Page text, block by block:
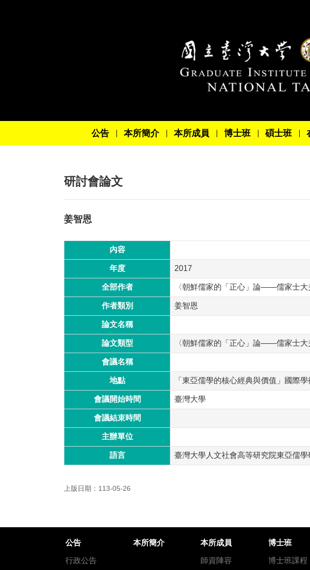
公告 本所簡介 本所成員 博士班 碩士班
研討會論文
姜智恩
內容
年度 2017
全部作者 〈朝鮮儒家的「正心」論——儒家士
作者類別 姜智恩
論文名稱
論文類型 〈朝鮮儒家的「正心」論——儒家士大
會議名稱
地點 「東亞儒學的核心經典與價值」國際
會議開始時間 臺灣大學
會議結束時間
主辦單位
語言 臺灣大學人文社會高等研究院東亞儒
上版日期：113-05-26
公告
行政公告
本所簡介 本所成員
師資陣容
博士班
博士班課程